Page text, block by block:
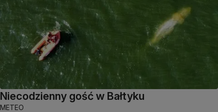
Niecodzienny gość w Bałtyku
METEO